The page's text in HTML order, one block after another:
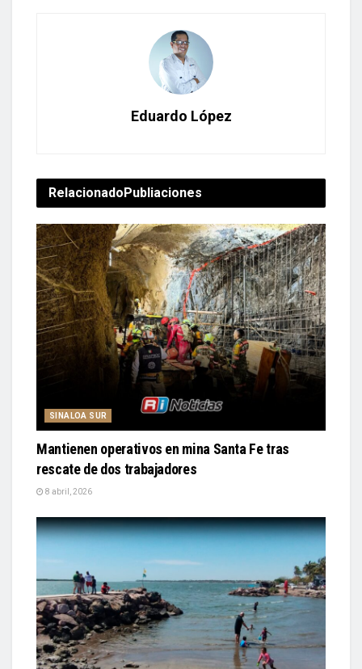
Eduardo López
RelacionadoPubliaciones
SINALOA SUR
Mantienen operativos en mina Santa Fe tras
rescate de dos trabajadores
8 abril, 2026